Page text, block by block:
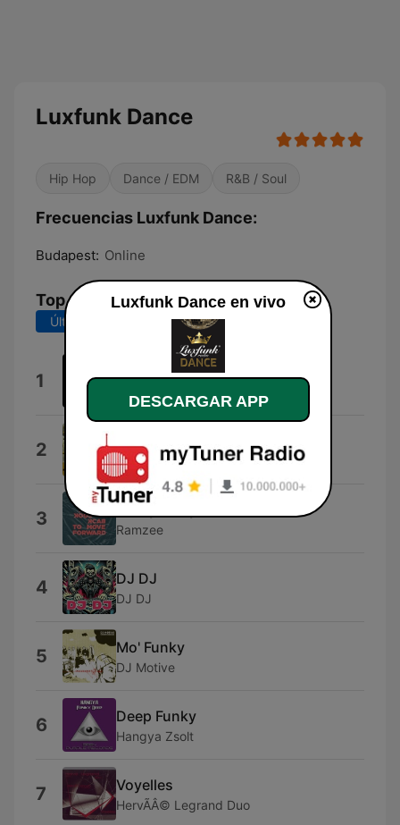
Luxfunk Dance
Hip Hop Dance / EDM R&B / Soul
Frecuencias Luxfunk Dance:
Budapest: Online
Top Canciones
Últimos 7 días Últimos 30 días
1 Party in Budapest
2 Eurobeat Dj
3 Funky Party (Radio Edit)
Ramzee
4 DJ DJ
DJ DJ
5 Mo' Funky
DJ Motive
6 Deep Funky
Hangya Zsolt
7 Voyelles
HervÃÂ© Legrand Duo
Luxfunk Dance en vivo
DESCARGAR APP